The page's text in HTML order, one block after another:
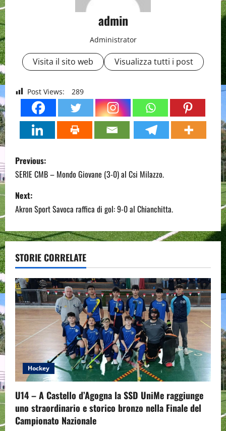
admin
Administrator
Visita il sito web Visualizza tutti i post
Post Views: 289
P
o
s
t
n
a
v
i
g
a
t
i
o
Previous:
SERIE CMB – Mondo Giovane (3-0) al Csi Milazzo.
Next:
Akron Sport Savoca raffica di gol: 9-0 al Chianchitta.
STORIE CORRELATE
Hockey
U14 – A Castello d’Agogna la SSD UniMe raggiunge
uno straordinario e storico bronzo nella Finale del
Campionato Nazionale